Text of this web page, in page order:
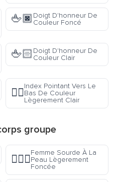
🖕🏿Doigt D'honneur De
Couleur Foncé
🖕🏻Doigt D'honneur De
Couleur Clair
👇🏼
Index Pointant Vers Le
Bas De Couleur
Lègerement Clair
groupe
🧏🏾‍♀️
Femme Sourde À La
Peau Lègerement
Foncée